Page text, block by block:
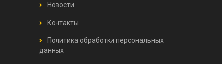
Новости
Контакты
Политика обработки персональных
данных